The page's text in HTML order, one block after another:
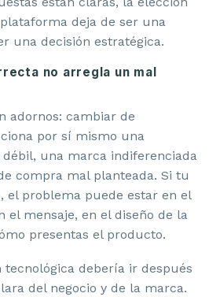
deja de ser una
una decisión estratégica.
no arregla un mal
adornos: cambiar de
por sí mismo una
una marca indiferenciada
compra mal planteada. Si tu
el problema puede estar en el
el mensaje, en el diseño de la
presentas el producto.
tecnológica debería ir después
del negocio y de la marca.